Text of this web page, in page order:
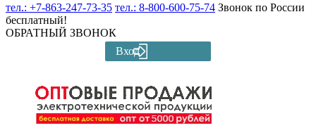
тел.: +7-863-247-73-35 тел.: 8-800-600-75-74 Звонок по России
бесплатный!
ОБРАТНЫЙ ЗВОНОК
Вход